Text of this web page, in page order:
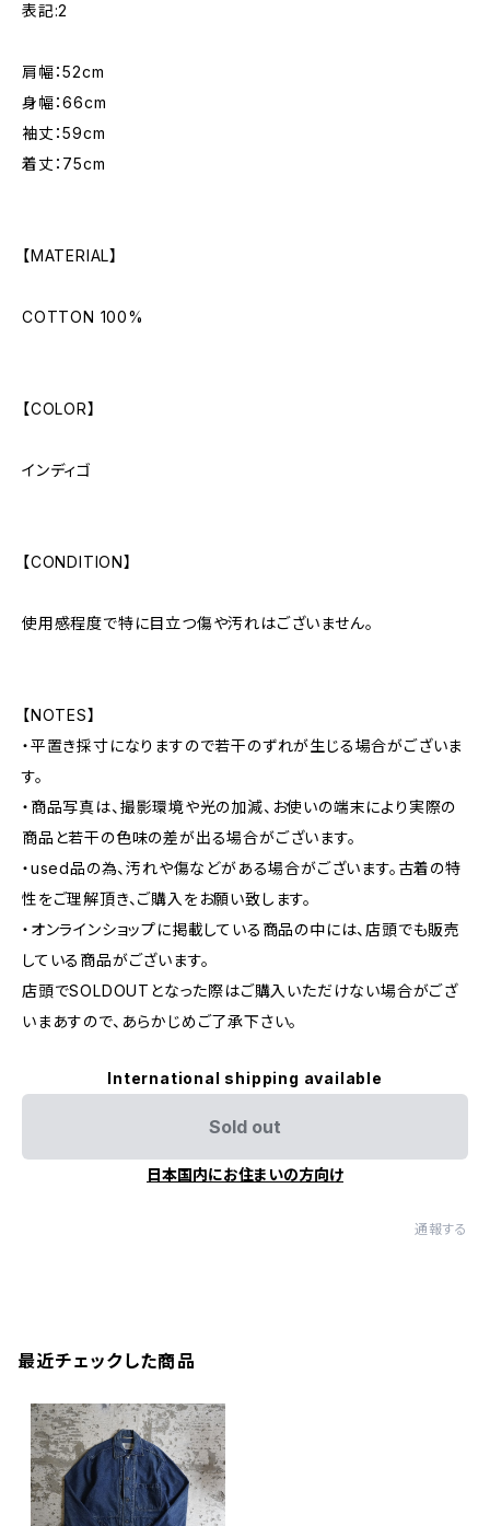
表記:2
肩幅：52cm
身幅：66cm
袖丈：59cm
着丈：75cm
【MATERIAL】
COTTON 100%
【COLOR】
インディゴ
【CONDITION】
使用感程度で特に目立つ傷や汚れはございません。
【NOTES】
・平置き採寸になりますので若干のずれが生じる場合がございま
す。
・商品写真は、撮影環境や光の加減、お使いの端末により実際の
商品と若干の色味の差が出る場合がございます。
・used品の為、汚れや傷などがある場合がございます。古着の特
性をご理解頂き、ご購入をお願い致します。
・オンラインショップに掲載している商品の中には、店頭でも販売
している商品がございます。
店頭でSOLDOUTとなった際はご購入いただけない場合がござ
いまあすので、あらかじめご了承下さい。
International shipping available
Sold out
日本国内にお住まいの方向け
通報する
最近チェックした商品